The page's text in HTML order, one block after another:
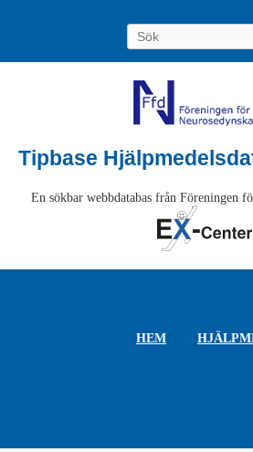
Tipbase
En sökbar webbdatabas från Föreningen
HEM